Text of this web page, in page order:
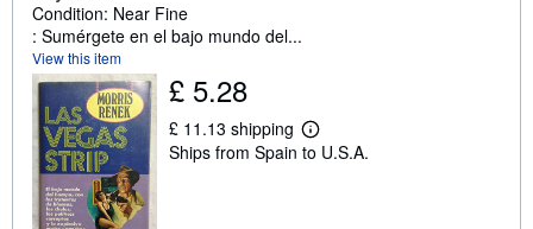
Condition: Near Fine
: Sumérgete en el bajo mundo del...
View this item
£ 5.28
£ 11.13 shipping
L
e
Ships from Spain to U.S.A.